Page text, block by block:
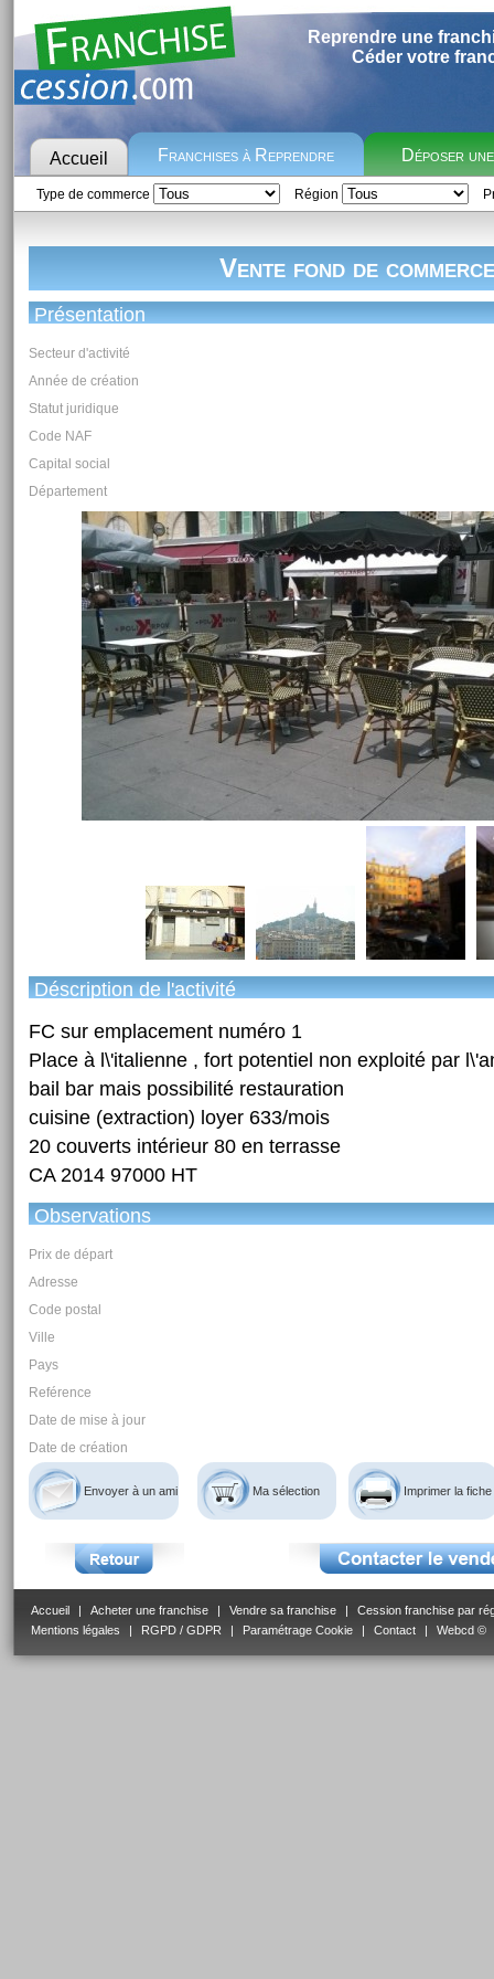
Reprendre une
Céder votre
Accueil Franchises à Reprendre Déposer
Type de commerce Région
Vente fond de commerce
Présentation
Secteur d'activité
Année de création
Statut juridique
Code NAF
Capital social
Département
Déscription de l'activité
FC sur emplacement numéro 1
Place à l\'italienne , fort potentiel non exploité par
bail bar mais possibilité restauration
cuisine (extraction) loyer 633/mois
20 couverts intérieur 80 en terrasse
CA 2014 97000 HT
Observations
Prix de départ
Adresse
Code postal
Ville
Pays
Reférence
Date de mise à jour
Date de création
Envoyer à un ami Ma sélection Imprimer la fiche
Accueil | Acheter une franchise | Vendre sa franchise |
Cession franchise par
Mentions légales
| RGPD / GDPR | Paramétrage Cookie | Contact | Webcd ©